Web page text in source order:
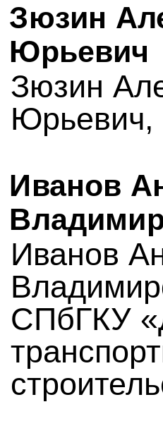
Зюзин
Юрьевич
Зюзин
Юрьевич,
Иванов
Иванов
СПбГКУ